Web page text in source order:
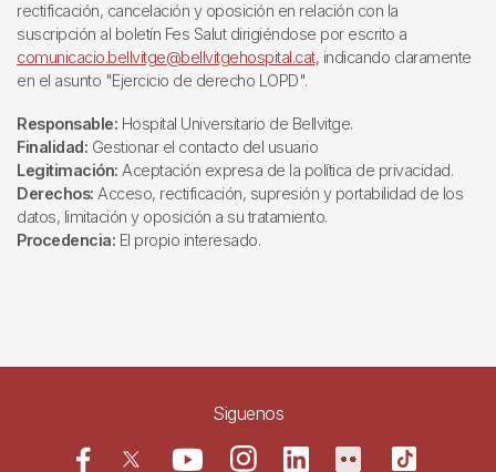
rectificación, cancelación y oposición en relación con la
suscripción al boletín Fes Salut dirigiéndose por escrito a
comunicacio.bellvitge@bellvitgehospital.cat, indicando claramente
en el asunto "Ejercicio de derecho LOPD".
Responsable: Hospital Universitario de Bellvitge.
Finalidad: Gestionar el contacto del usuario
Legitimación: Aceptación expresa de la política de privacidad.
Derechos: Acceso, rectificación, supresión y portabilidad de los
datos, limitación y oposición a su tratamiento.
Procedencia: El propio interesado.
Siguenos